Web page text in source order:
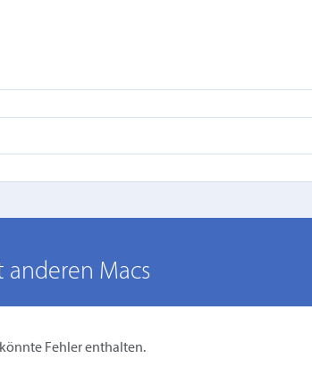
anderen Macs
Fehler enthalten.